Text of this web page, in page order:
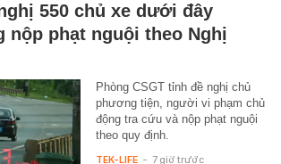
550 chủ xe dưới đây
nộp phạt nguội theo Nghị
Phòng CSGT tỉnh đề nghị chủ
phương tiện, người vi phạm chủ
động tra cứu và nộp phạt nguội
theo quy định.
TEK-LIFE - 7 giờ trước